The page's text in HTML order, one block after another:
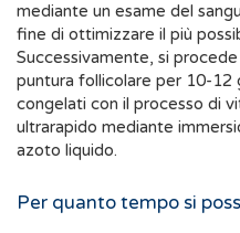
mediante un esame del
fine di ottimizzare il più
Successivamente, si
puntura follicolare per 10-12
congelati con il processo di
ultrarapido mediante
azoto liquido.
Per quanto tempo si